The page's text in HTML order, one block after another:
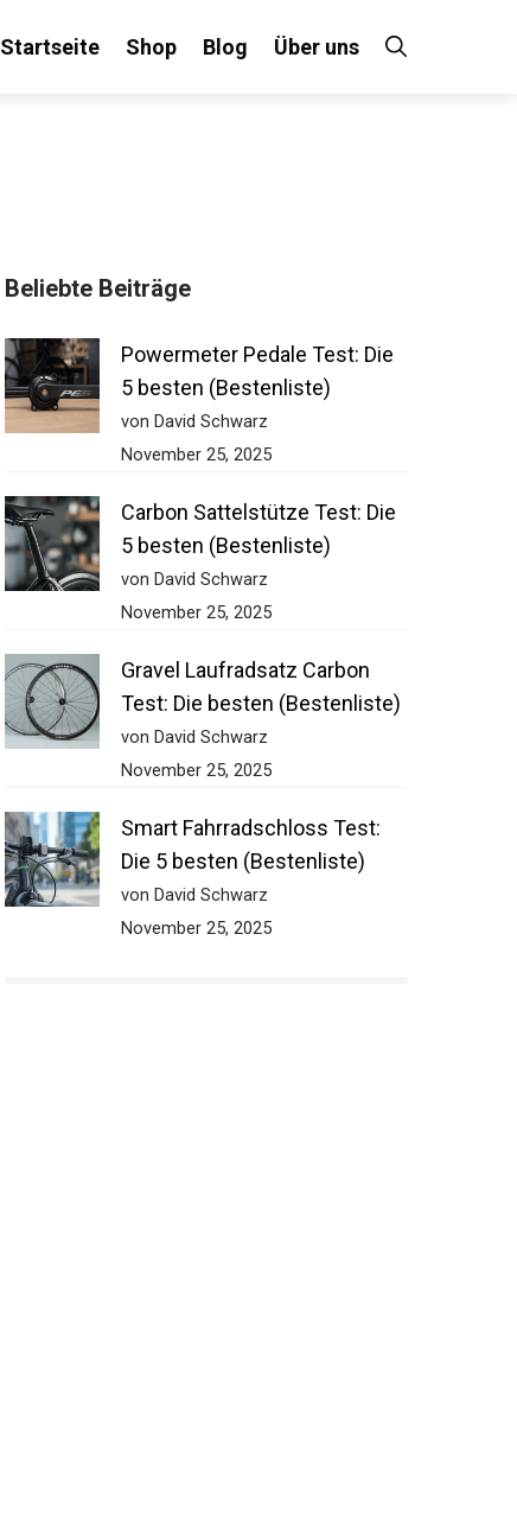
Startseite Shop Blog Über uns
Beliebte Beiträge
Powermeter Pedale Test: Die
5 besten (Bestenliste)
von David Schwarz
November 25, 2025
Carbon Sattelstütze Test: Die
5 besten (Bestenliste)
von David Schwarz
November 25, 2025
Gravel Laufradsatz Carbon
Test: Die besten (Bestenliste)
von David Schwarz
November 25, 2025
Smart Fahrradschloss Test:
Die 5 besten (Bestenliste)
von David Schwarz
November 25, 2025